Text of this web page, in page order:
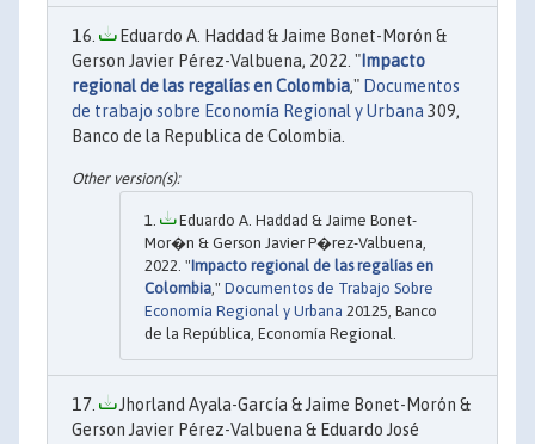
Eduardo A. Haddad & Jaime Bonet-Morón &
Gerson Javier Pérez-Valbuena, 2022. " Impacto
regional de las regalías en Colombia," Documentos
de trabajo sobre Economía Regional y Urbana 309,
Banco de la Republica de Colombia.
Eduardo A. Haddad & Jaime Bonet-
Mor�n & Gerson Javier P�rez-Valbuena,
2022. "Impacto regional de las regalías en
Colombia," Documentos de Trabajo Sobre
Economía Regional y Urbana 20125, Banco
de la República, Economía Regional.
Jhorland Ayala-García & Jaime Bonet-Morón &
Gerson Javier Pérez-Valbuena & Eduardo José